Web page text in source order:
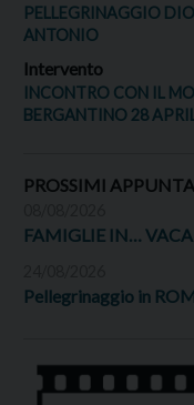
PELLEGRINAGGIO
ANTONIO
Intervento
INCONTRO CON IL
BERGANTINO 28
PROSSIMI
FAMIGLIE IN…
Pellegrinaggio in